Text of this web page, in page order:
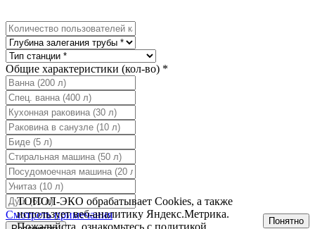
Общие характеристики (кол-во) *
Смотреть примечания
ТОПОЛ-ЭКО обрабатывает Cookies, а также
использует веб-аналитику Яндекс.Метрика.
Пожалуйста, ознакомьтесь сполитикой Понятно